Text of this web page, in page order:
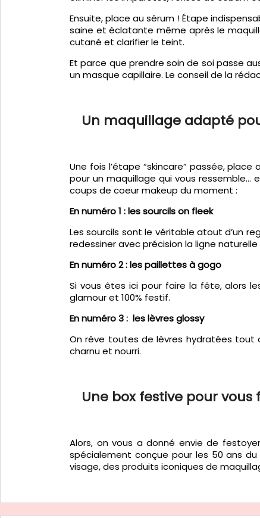
Ensuite, place au sérum ! Étape
saine et éclatante même après le
cutané et clarifier le teint.
Et parce que prendre soin de soi passe
un masque capillaire. Le conseil de la
Un maquillage adapté
Une fois l’étape “skincare” passée,
pour un maquillage qui vous ressemble…
coups de coeur makeup du moment :
En numéro 1 : les sourcils on fleek
Les sourcils sont le véritable atout d’un
redessiner avec précision la ligne
En numéro 2 : les paillettes à gogo
Si vous êtes ici pour faire la fête, alors
glamour et 100% festif.
En numéro 3 : les lèvres glossy
On rêve toutes de lèvres hydratées tout
charnu et nourri.
Une box festive pour vous
Alors, on vous a donné envie de
spécialement conçue pour les 50 ans
visage, des produits iconiques de